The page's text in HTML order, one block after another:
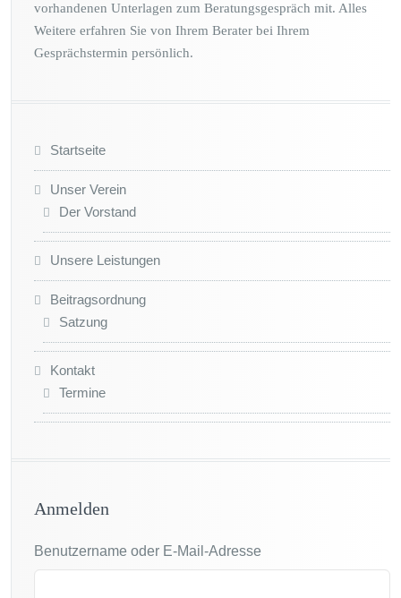
vorhandenen Unterlagen zum Beratungsgespräch mit. Alles
Weitere erfahren Sie von Ihrem Berater bei Ihrem
Gesprächstermin persönlich.
Startseite
Unser Verein
Der Vorstand
Unsere Leistungen
Beitragsordnung
Satzung
Kontakt
Termine
Anmelden
Benutzername oder E-Mail-Adresse